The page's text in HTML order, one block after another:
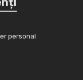
personal